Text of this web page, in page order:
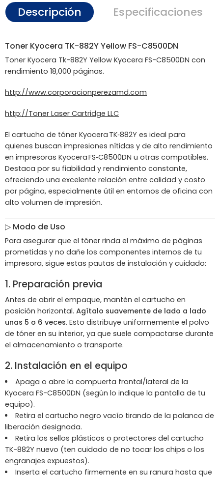
Descripción Especificaciones
Toner Kyocera TK-882Y Yellow FS-C8500DN
Toner Kyocera Tk-882Y Yellow Kyocera FS-C8500DN con
rendimiento 18,000 páginas.
http://www.corporacionperezamd.com
http://Toner Laser Cartridge LLC
El cartucho de tóner Kyocera TK‑882Y es ideal para
quienes buscan impresiones nítidas y de alto rendimiento
en impresoras Kyocera FS‑C8500DN u otras compatibles.
Destaca por su fiabilidad y rendimiento constante,
ofreciendo una excelente relación entre calidad y costo
por página, especialmente útil en entornos de oficina con
alto volumen de impresión.
▷ Modo de Uso
Para asegurar que el tóner rinda el máximo de páginas
prometidas y no dañe los componentes internos de tu
impresora, sigue estas pautas de instalación y cuidado:
1. Preparación previa
Antes de abrir el empaque, mantén el cartucho en
posición horizontal. Agítalo suavemente de lado a lado
unas 5 o 6 veces. Esto distribuye uniformemente el polvo
de tóner en su interior, ya que suele compactarse durante
el almacenamiento o transporte.
2. Instalación en el equipo
Apaga o abre la compuerta frontal/lateral de la
Kyocera FS-C8500DN (según lo indique la pantalla de tu
equipo).
Retira el cartucho negro vacío tirando de la palanca de
liberación designada.
Retira los sellos plásticos o protectores del cartucho
TK-882Y nuevo (ten cuidado de no tocar los chips o los
engranajes expuestos).
Inserta el cartucho firmemente en su ranura hasta que